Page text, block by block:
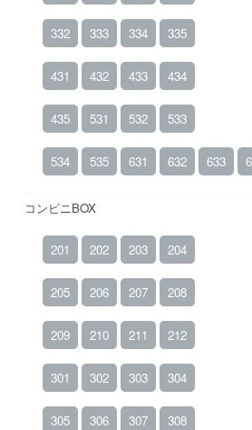
332 333 334 335
431 432 433 434
435 531 532 533
534 535 631 632 633
コンビニBOX
201 202 203 204
205 206 207 208
209 210 211 212
301 302 303 304
305 306 307 308